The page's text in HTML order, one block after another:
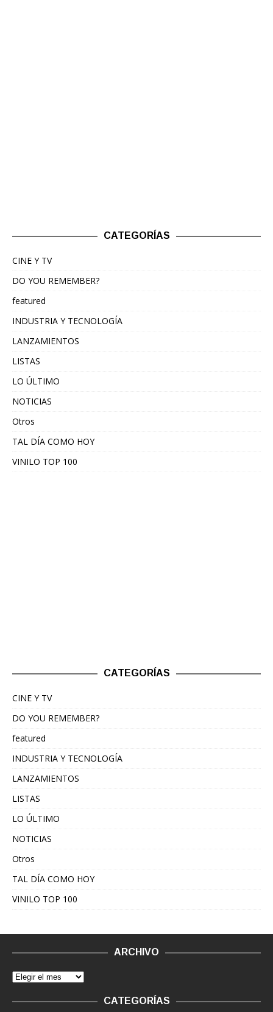
CATEGORÍAS
CINE Y TV
DO YOU REMEMBER?
featured
INDUSTRIA Y TECNOLOGÍA
LANZAMIENTOS
LISTAS
LO ÚLTIMO
NOTICIAS
Otros
TAL DÍA COMO HOY
VINILO TOP 100
CATEGORÍAS
CINE Y TV
DO YOU REMEMBER?
featured
INDUSTRIA Y TECNOLOGÍA
LANZAMIENTOS
LISTAS
LO ÚLTIMO
NOTICIAS
Otros
TAL DÍA COMO HOY
VINILO TOP 100
ARCHIVO
CATEGORÍAS